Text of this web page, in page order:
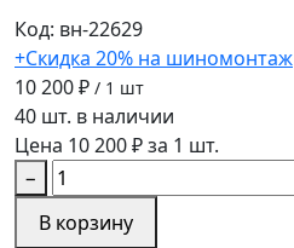
Код: вн-22629
+Скидка 20% на шиномонтаж
10 200 ₽ / 1 шт
40 шт. в наличии
Цена 10 200 ₽ за 1 шт.
−
В корзину